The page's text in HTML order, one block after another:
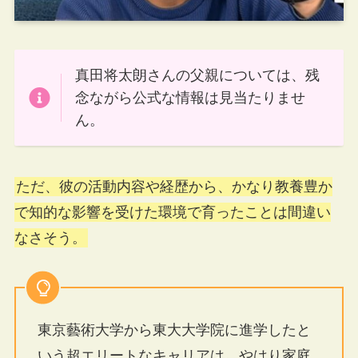
真田将太朗さんの父親については、残
念ながら公式な情報は見当たりませ
ん。
ただ、彼の活動内容や経歴から、かなり教養豊か
で知的な影響を受けた環境で育ったことは間違い
なさそう。
東京藝術大学から東大大学院に進学したと